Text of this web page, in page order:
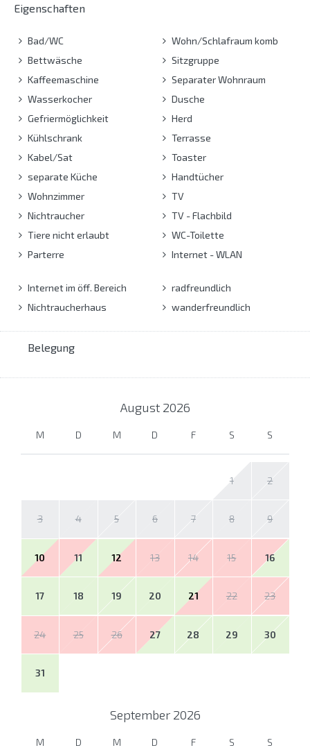
Eigenschaften
Bad/WC
Bettwäsche
Kaffeemaschine
Wasserkocher
Gefriermöglichkeit
Kühlschrank
Kabel/Sat
separate Küche
Wohnzimmer
Nichtraucher
Tiere nicht erlaubt
Parterre
Wohn/Schlafraum komb
Sitzgruppe
Separater Wohnraum
Dusche
Herd
Terrasse
Toaster
Handtücher
TV
TV - Flachbild
WC-Toilette
Internet - WLAN
Internet im öff. Bereich
Nichtraucherhaus
radfreundlich
wanderfreundlich
Belegung
August 2026
M D M D F S S
1 2
3 4 5 6 7 8 9
10 11 12 13 14 15 16
17 18 19 20 21 22 23
24 25 26 27 28 29 30
31
September 2026
M D M D F S S